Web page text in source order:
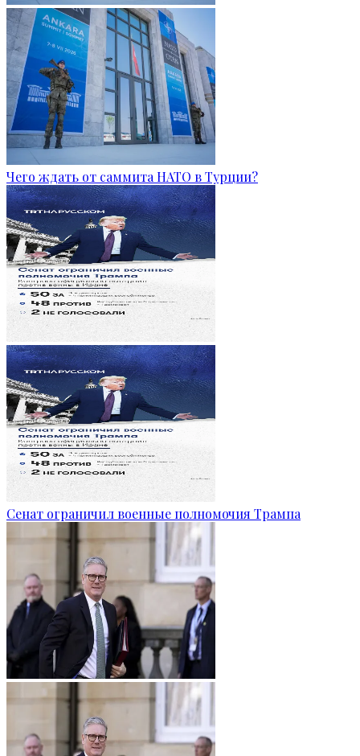
Чего ждать от саммита НАТО в Турции?
Сенат ограничил военные полномочия Трампа